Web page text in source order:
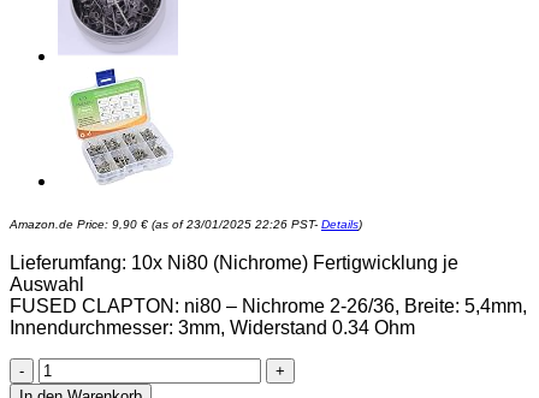
Amazon.de Price: 9,90 € (as of 23/01/2025 22:26 PST- Details)
Lieferumfang: 10x Ni80 (Nichrome) Fertigwicklung je
Auswahl
FUSED CLAPTON: ni80 – Nichrome 2-26/36, Breite: 5,4mm,
Innendurchmesser: 3mm, Widerstand 0.34 Ohm
10x
COILOLOGY